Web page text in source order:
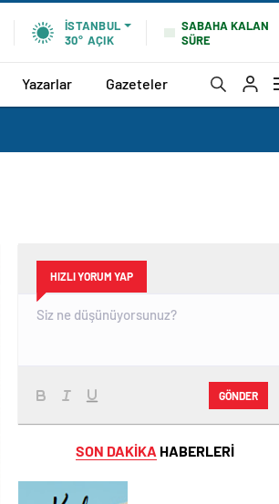
İSTANBUL
30° AÇIK
SABAHA KALAN
SÜRE
Yazarlar Gazeteler
HIZLI YORUM YAP
GÖNDER
SON DAKİKA HABERLERİ